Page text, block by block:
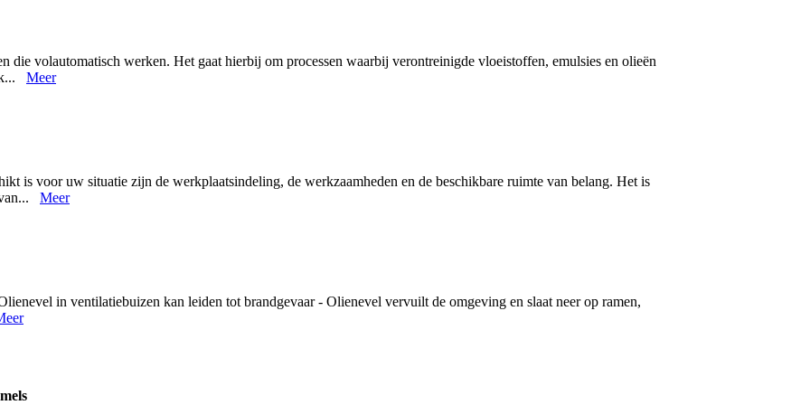
volautomatisch werken. Het gaat hierbij om processen waarbij verontreinigde vloeistoffen, emulsies en olieën
Meer
is voor uw situatie zijn de werkplaatsindeling, de werkzaamheden en de beschikbare ruimte van belang. Het is
Meer
in ventilatiebuizen kan leiden tot brandgevaar - Olienevel vervuilt de omgeving en slaat neer op ramen,